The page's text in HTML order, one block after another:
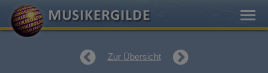
Zur Übersicht